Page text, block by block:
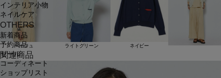
インテリア小物
ネイルケア
OTHERS
新着商品
予約商品
セール
コーディネート
ショップリスト
ベージュ ライトグリーン ネイビー
関連商品